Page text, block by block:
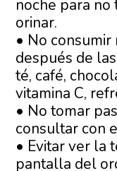
noche para
orinar.
• No
después de
té, café,
vitamina C,
• No tomar
consultar con
• Evitar ver la
pantalla del